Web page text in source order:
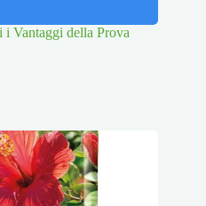
Vantaggi della Prova